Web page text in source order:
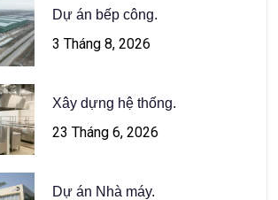
Dự án bếp công.
3 Tháng 8, 2026
Xây dựng hệ thống.
23 Tháng 6, 2026
Dự án Nhà máy.